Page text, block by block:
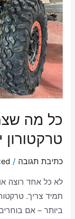
כל מה
טרקטורון
כתיבת תגובה /
לא כל אחד רוצה